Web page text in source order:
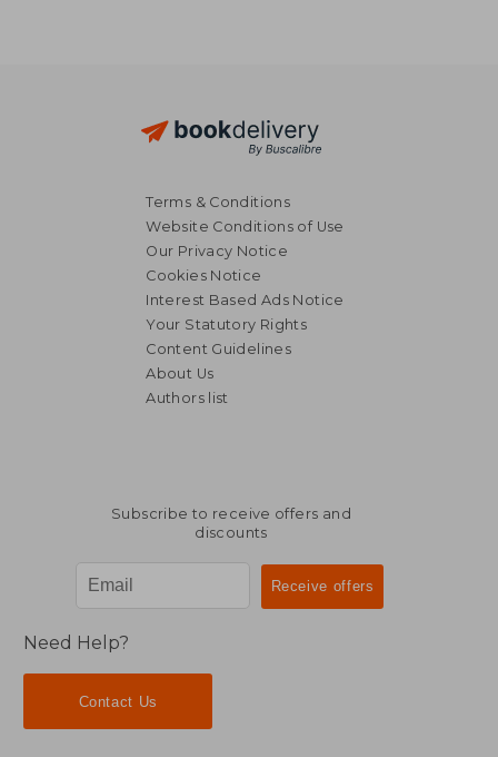
Terms & Conditions
Website Conditions of Use
Our Privacy Notice
Cookies Notice
Interest Based Ads Notice
Your Statutory Rights
Content Guidelines
About Us
Authors list
Subscribe to receive offers and
discounts
Need Help?
Contact Us